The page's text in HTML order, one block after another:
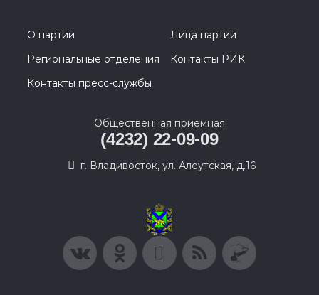
О партии
Лица партии
Региональные отделения
Контакты РИК
Контакты пресс-службы
Общественная приемная
(4232) 22-09-09
г. Владивосток, ул. Алеутская, д.16